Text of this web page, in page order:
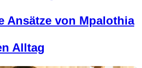
Ansätze von Mpalothia
Alltag